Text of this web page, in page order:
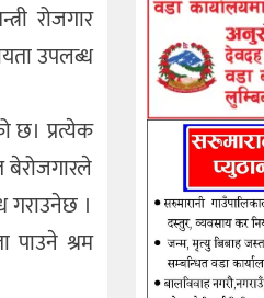
रोजगार
उपलब्ध
प्रत्येक
बेरोजगारले
गराउनेछ ।
पाउने श्रम